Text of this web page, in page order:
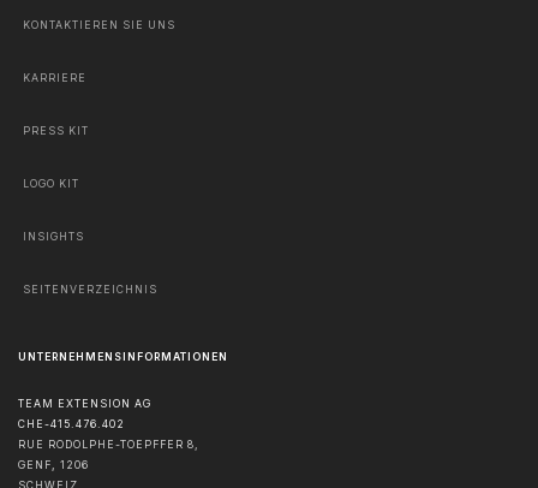
KONTAKTIEREN SIE UNS
KARRIERE
PRESS KIT
LOGO KIT
INSIGHTS
SEITENVERZEICHNIS
UNTERNEHMENSINFORMATIONEN
TEAM EXTENSION AG
CHE-415.476.402
RUE RODOLPHE-TOEPFFER 8,
GENF, 1206